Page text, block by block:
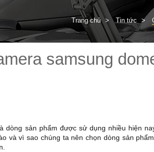
Trang chủ Tin tức
samsung
dòng sản phẩm được sử dụng nhiều hiện
và vì sao chúng ta nên chọn dòng sản